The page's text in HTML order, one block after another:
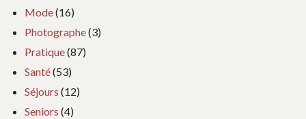
Mode(16)
Photographe(3)
Pratique(87)
Santé(53)
Séjours (12)
Seniors (4)